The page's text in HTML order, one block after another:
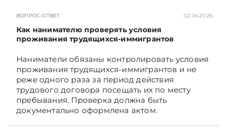
ВОПРОС-ОТВЕТ 02.06.2026
Как нанимателю проверять условия
проживания трудящихся-иммигрантов
Наниматели обязаны контролировать условия
проживания трудящихся-иммигрантов и не
реже одного раза за период действия
трудового договора посещать их по месту
пребывания. Проверка должна быть
документально оформлена актом.